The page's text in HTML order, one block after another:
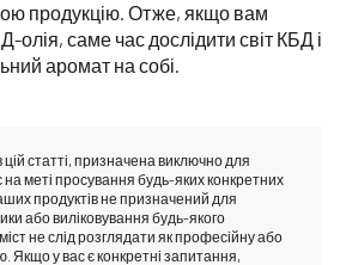
продукцію. Отже, якщо вам
олія, саме час дослідити світ КБД і
аромат на собі.
статті, призначена виключно для
на меті просування будь-яких конкретних
продуктів не призначений для
або виліковування будь-якого
не слід розглядати як професійну або
Якщо у вас є конкретні запитання,